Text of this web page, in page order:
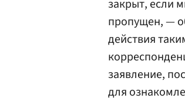
закрыт, если
пропущен, —
действия
заявление,
для